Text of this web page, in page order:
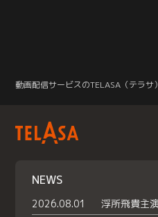
動画配信サービスのTELASA（テラサ）
NEWS
2026.08.01